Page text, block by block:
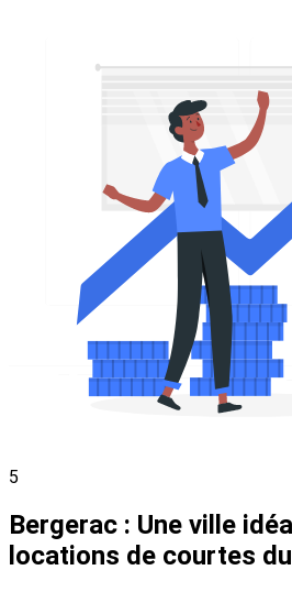
5
Bergerac : Une ville
locations de courtes